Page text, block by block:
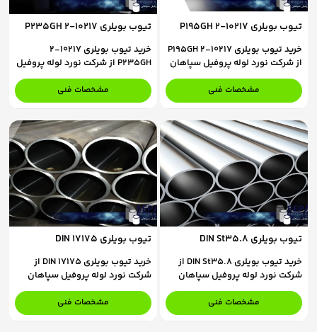
تیوب بویلری 10217-2 P195GH
خرید تیوب بویلری 10217-2 P195GH
از شرکت نورد لوله پروفیل سپاهان
برای استعلام قیمت و ثبت سفارش،
با کارشناسان فروش ما در تماس
باشید.
مشخصات فنی
تیوب بویلری 10217-2 P235GH
خرید تیوب بویلری 10217-2
P235GH از شرکت نورد لوله پروفیل
سپاهان برای استعلام قیمت و ثبت
سفارش، با کارشناسان فروش ما در
تماس باشید.
مشخصات فنی
تیوب بویلری DIN St35.8
خرید تیوب بویلری DIN St35.8 از
شرکت نورد لوله پروفیل سپاهان
برای استعلام قیمت و ثبت سفارش،
با کارشناسان فروش ما در تماس
باشید.
مشخصات فنی
تیوب بویلری DIN 17175
خرید تیوب بویلری DIN 17175 از
شرکت نورد لوله پروفیل سپاهان
برای استعلام قیمت و ثبت سفارش،
با کارشناسان فروش ما در تماس
باشید.
مشخصات فنی